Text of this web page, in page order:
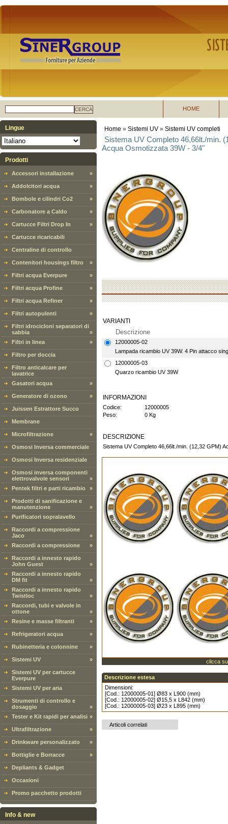
CERCA HOME
Lingue
Prodotti
Accessori installazione »
Addolcitori acqua »
Bombole e cilindri Co2 »
Carbonatore a Caldo »
Cartucce Filtri Drop In »
Cartucce ricaricabili
Centraline di controllo
Contenitori housings filtro »
Filtri acqua Everpure »
Filtri acqua Profine »
Filtri acqua Refiner »
Filtri autopulenti »
Filtri idrocicloni separatori di
sabbia
»
Filtri in linea
»
Filtro per doccia
Filtro anticalcare per
lavatrice
Gasatori acqua
»
Generatore di ozono »
Juissen Estrattore Succo
Membrane
Microfiltrazione »
Osmosi Inversa commerciale
Osmosi Inversa residenziale
Osmosi inversa componenti
elettrovalvole sensori
»
Pentek filtri e parti ricambio
»
Prodotti di sanificazione e
manutenzione
»
Purificatori sopralavello
Raccordi a compressione
Jaco
»
Raccordi a compressione
»
Raccordi a innesto rapido
John Guest
»
Raccordi a innesto rapido
DM fit
»
Raccordi a innesto rapido
Twistloc
»
Raccordi, tubi e valvole in
ottone
»
Resine e masse filtranti
»
Refrigeratori acqua »
Rubinetteria e colonnine »
Sistemi UV »
Sistemi UV per cartucce
Everpure
Sistemi UV per aria
Strumenti di controllo e
dosaggio
»
Tester e Kit rapidi per analisi »
Ultrafiltrazione »
Drinkware personalizzato »
Bottiglie e Borracce »
Depliants & Gadget
Occasioni
Promo pacchetto prodotti
Info & new
Home » Sistemi UV » Sistemi UV completi
Sistema UV Completo 46,66lt./min.
Acqua Osmotizzata 39W - 3/4"
VARIANTI
Descrizione
12000005-02
Lampada ricambio UV 39W. 4 Pin attacco
12000005-03
Quarzo ricambio UV 39W
INFORMAZIONI
Codice:
12000005
Peso:
0 Kg
DESCRIZIONE
Sistema UV Completo 46,66lt./min. (12,32 GPM)
clicca
Descrizione estesa
Dimensioni:
[Cod.: 12000005-01] Ø83 x L900 (mm)
[Cod.: 12000005-02] Ø15,5 x L842 (mm)
[Cod.: 12000005-03] Ø23 x L895 (mm)
Articoli correlati